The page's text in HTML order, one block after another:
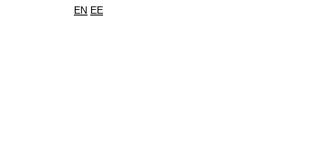
EN EE